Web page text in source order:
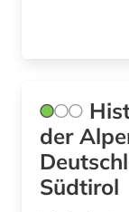
der
Südtirol